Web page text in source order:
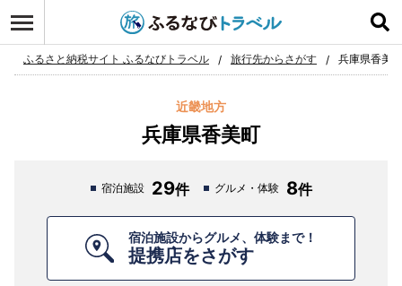
お気に入り
ふるさと納税サイト ふるなびトラベル 旅行先からさがす 兵庫県香美
近畿地方
兵庫県香美町
宿泊施設 29 グルメ・体験 8
宿泊施設からグルメ、体験まで！
提携店をさがす